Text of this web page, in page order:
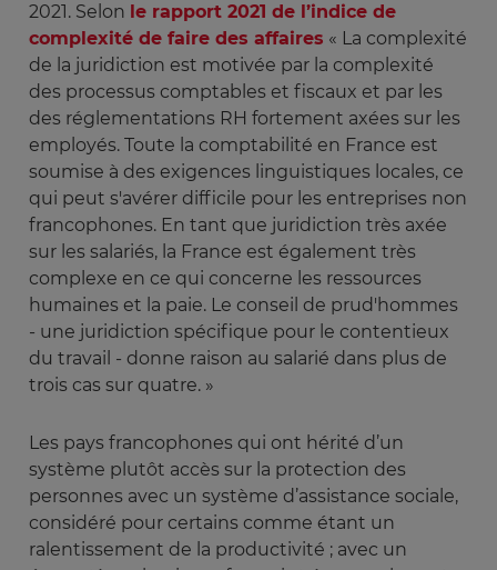
2021. Selon le rapport 2021 de l’indice de
complexité de faire des affaires « La complexité
de la juridiction est motivée par la complexité
des processus comptables et fiscaux et par les
des réglementations RH fortement axées sur les
employés. Toute la comptabilité en France est
soumise à des exigences linguistiques locales, ce
qui peut s'avérer difficile pour les entreprises non
francophones. En tant que juridiction très axée
sur les salariés, la France est également très
complexe en ce qui concerne les ressources
humaines et la paie. Le conseil de prud'hommes
- une juridiction spécifique pour le contentieux
du travail - donne raison au salarié dans plus de
trois cas sur quatre. »
Les pays francophones qui ont hérité d’un
système plutôt accès sur la protection des
personnes avec un système d’assistance sociale,
considéré pour certains comme étant un
ralentissement de la productivité ; avec un